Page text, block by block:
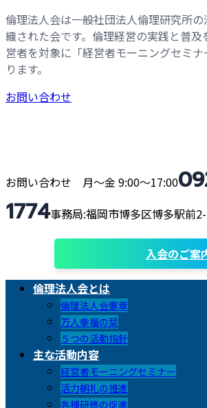
コ
ン
テ
ン
へ
ナ
ビ
ゲ
ー
ョ
倫理法人会は一般社団法人倫理研究所
織された会です。倫理経営の実践と普
営者を対象に「経営者モーニングセミ
ります。
お問い合わせ
お問い合わせ 月〜金 9:00〜17:00
1774事務局:福岡市博多区博多駅前
入会のご案
倫理法人会とは
倫理法人会憲章
万人幸福の栞
５つの活動指針
主な活動内容
経営者モーニングセミナー
活力朝礼の推進
各種研修の促進